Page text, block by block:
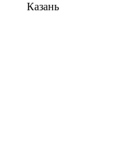
Казань